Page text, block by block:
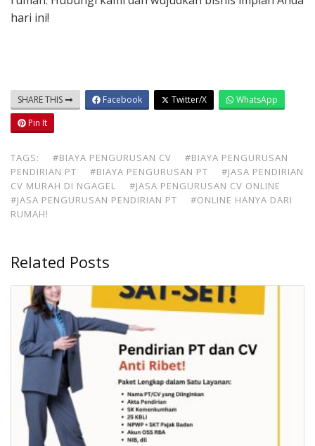
hari ini!
SHARE THIS Facebook Twitter/X
WhatsApp
Pin It
TAGS: #BIAYA PENGURUSAN CV
#BIAYA PENGURUSAN
PENDIRIAN PT
#BIAYA PENGURUSAN PT
#JASA PENDIRIAN
CV MURAH DI NGAGEL
#JASA PENGURUSAN CV ONLINE
#JASA PENGURUSAN PENDIRIAN PT
#ONLINE HANYA DARI
RUMAH!
Related Posts